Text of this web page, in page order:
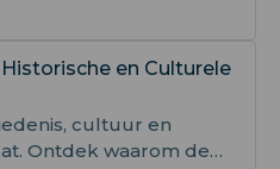
basis van
en Culturele
cultuur en
Ontdek waarom deze